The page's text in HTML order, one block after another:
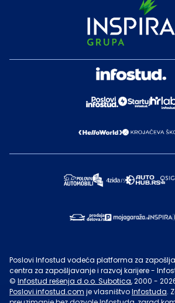
Poslovi Infostud vodeća platforma za
centra za zapošljavanje i razvoj karijere -
© Infostud rešenja d.o.o. Subotica, 2000 -
Poslovi.infostud.com je vlasništvoInfostuda.